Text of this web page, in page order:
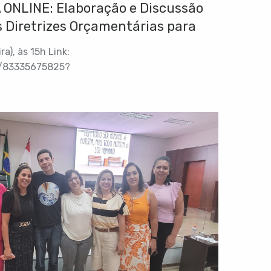
ONLINE: Elaboração e Discussão
Diretrizes Orçamentárias para
às 15h Link: